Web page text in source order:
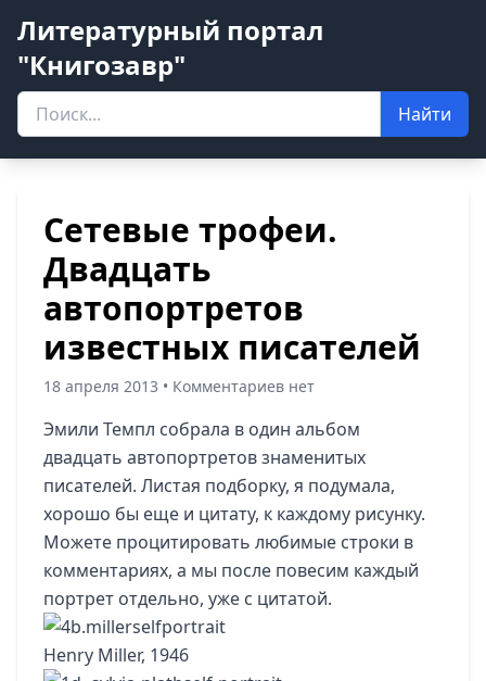
Литературный портал
"Книгозавр"
Найти
Сетевые трофеи.
Двадцать
автопортретов
известных писателей
18 апреля 2013 • Комментариев нет
Эмили Темпл собрала в один альбом
двадцать автопортретов знаменитых
писателей. Листая подборку, я подумала,
хорошо бы еще и цитату, к каждому рисунку.
Можете процитировать любимые строки в
комментариях, а мы после повесим каждый
портрет отдельно, уже с цитатой.
Henry Miller, 1946